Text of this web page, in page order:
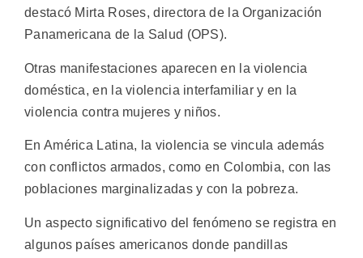
destacó Mirta Roses, directora de la Organización
Panamericana de la Salud (OPS).
Otras manifestaciones aparecen en la violencia
doméstica, en la violencia interfamiliar y en la
violencia contra mujeres y niños.
En América Latina, la violencia se vincula además
con conflictos armados, como en Colombia, con las
poblaciones marginalizadas y con la pobreza.
Un aspecto significativo del fenómeno se registra en
algunos países americanos donde pandillas